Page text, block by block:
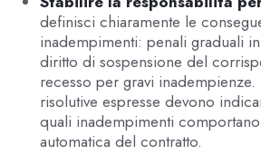
definisci chiaramente le
inadempimenti: penali graduali
diritto di sospensione del
recesso per gravi inadempienze.
risolutive espresse devono
quali inadempimenti
automatica del contratto.